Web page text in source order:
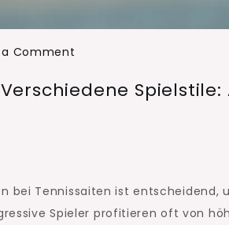
a Comment
für
Defensiv,
All-
Spielstile:
bei Tennissaiten ist entscheidend,
Spieler profitieren oft von